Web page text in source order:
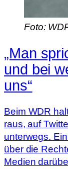
Foto:
„Man
und bei
uns“
Beim WDR
raus, auf
unterwegs.
über die
Medien